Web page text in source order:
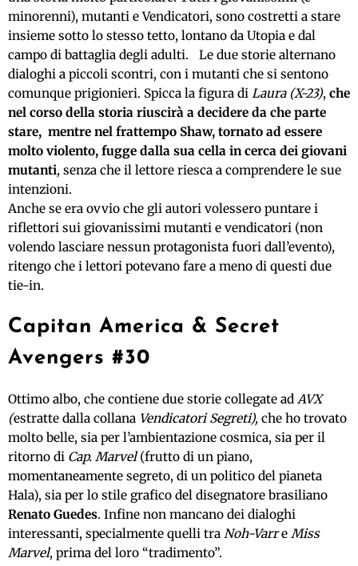
minorenni), mutanti e Vendicatori, sono costretti a stare
insieme sotto lo stesso tetto, lontano da Utopia e dal
campo di battaglia degli adulti. Le due storie alternano
dialoghi a piccoli scontri, con i mutanti che si sentono
comunque prigionieri. Spicca la figura di Laura (X-23), che
nel corso della storia riuscirà a decidere da che parte
stare, mentre nel frattempo Shaw, tornato ad essere
molto violento, fugge dalla sua cella in cerca dei giovani
mutanti, senza che il lettore riesca a comprendere le sue
intenzioni.
Anche se era ovvio che gli autori volessero puntare i
riflettori sui giovanissimi mutanti e vendicatori (non
volendo lasciare nessun protagonista fuori dall’evento),
ritengo che i lettori potevano fare a meno di questi due
tie-in.
Capitan America & Secret
Avengers #30
Ottimo albo, che contiene due storie collegate ad AVX
(estratte dalla collana Vendicatori Segreti), che ho trovato
molto belle, sia per l’ambientazione cosmica, sia per il
ritorno di Cap. Marvel (frutto di un piano,
momentaneamente segreto, di un politico del pianeta
Hala), sia per lo stile grafico del disegnatore brasiliano
Renato Guedes. Infine non mancano dei dialoghi
interessanti, specialmente quelli tra Noh-Varre Miss
Marvel, prima del loro “tradimento”.